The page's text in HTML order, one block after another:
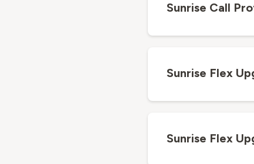
Sunrise Call
Sunrise Flex
Sunrise Flex